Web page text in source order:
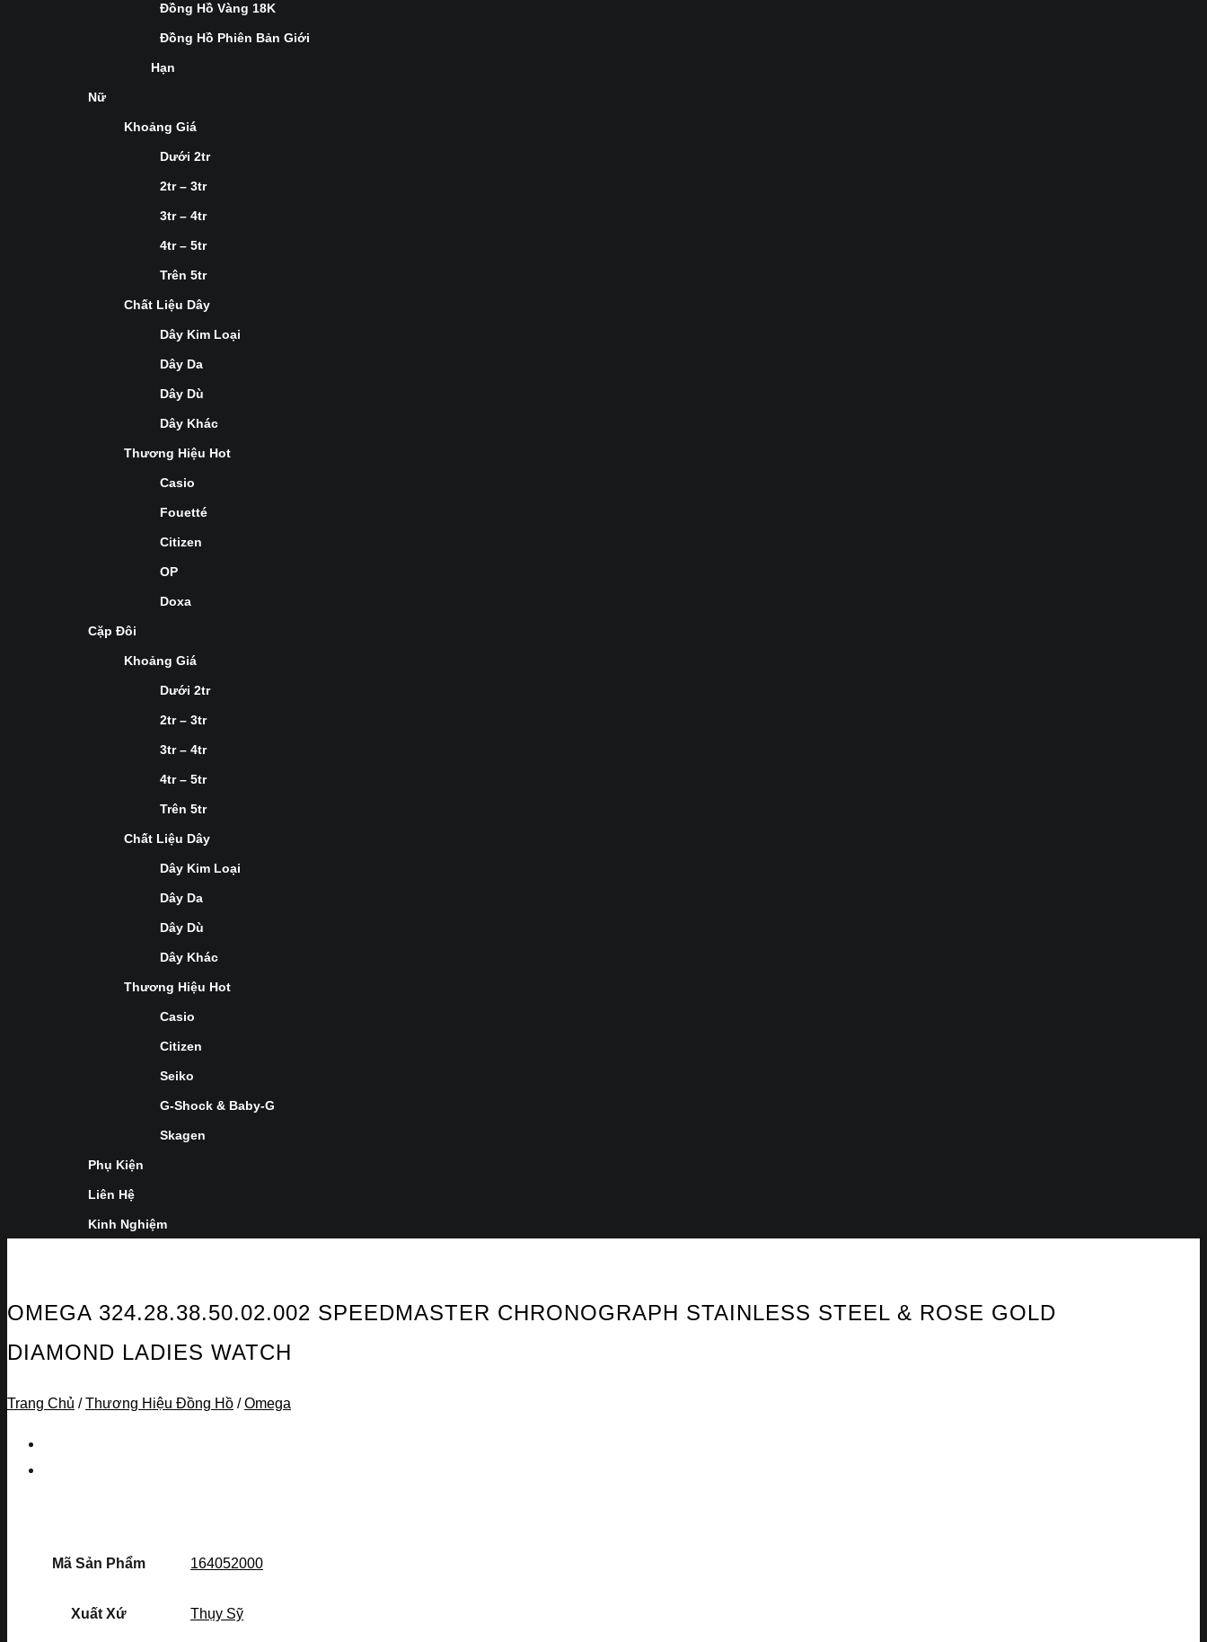
Đồng Hồ Vàng 18K
Đồng Hồ Phiên Bản Giới
Hạn
Nữ
Khoảng Giá
Dưới 2tr
2tr – 3tr
3tr – 4tr
4tr – 5tr
Trên 5tr
Chất Liệu Dây
Dây Kim Loại
Dây Da
Dây Dù
Dây Khác
Thương Hiệu Hot
Casio
Fouetté
Citizen
OP
Doxa
Cặp Đôi
Khoảng Giá
Dưới 2tr
2tr – 3tr
3tr – 4tr
4tr – 5tr
Trên 5tr
Chất Liệu Dây
Dây Kim Loại
Dây Da
Dây Dù
Dây Khác
Thương Hiệu Hot
Casio
Citizen
Seiko
G-Shock & Baby-G
Skagen
Phụ Kiện
Liên Hệ
Kinh Nghiệm
OMEGA 324.28.38.50.02.002 SPEEDMASTER CHRONOGRAPH STAINLESS STEEL & ROSE GOLD
DIAMOND LADIES WATCH
Trang Chủ / Thương Hiệu Đồng Hồ / Omega
Mã Sản Phẩm 164052000
Xuất Xứ Thụy Sỹ